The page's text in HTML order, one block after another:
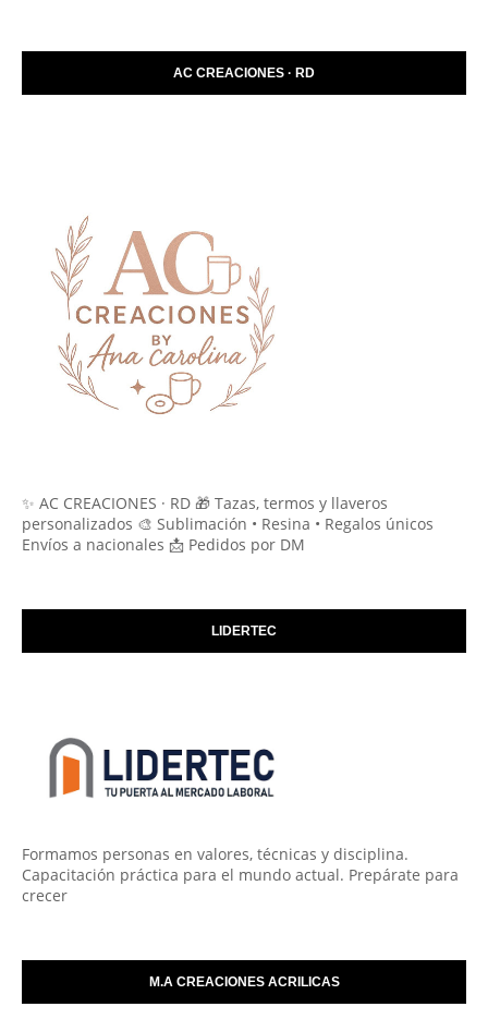
AC CREACIONES · RD
✨ AC CREACIONES · RD 🎁 Tazas, termos y llaveros
personalizados 🎨 Sublimación • Resina • Regalos únicos
Envíos a nacionales 📩 Pedidos por DM
LIDERTEC
Formamos personas en valores, técnicas y disciplina.
Capacitación práctica para el mundo actual. Prepárate para
crecer
M.A CREACIONES ACRILICAS